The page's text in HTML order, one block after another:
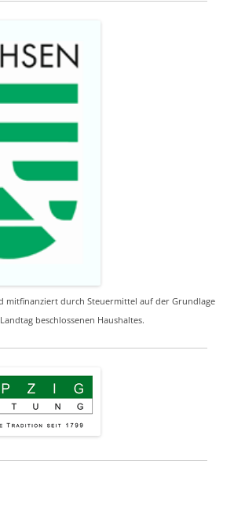
mitfinanziert durch Steuermittel auf der Grundlage
beschlossenen Haushaltes.